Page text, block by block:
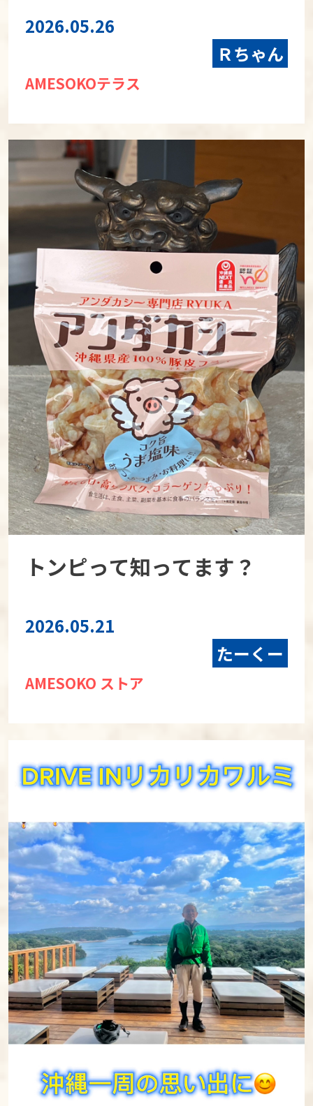
2026.05.26
Ｒちゃん
AMESOKOテラス
トンピって知ってます？
2026.05.21
たーくー
AMESOKO ストア